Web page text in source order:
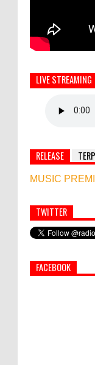
LIVE STREAMING
RELEASE
MUSIC
Simbol
Afghanistan
TWITTER
FACEBOOK